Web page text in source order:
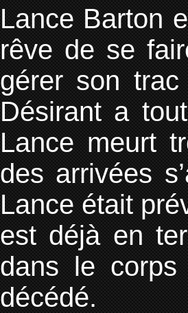
Lance Barton
rêve de se
gérer son
Désirant a
Lance meurt
des arrivées
Lance était
est déjà en
dans le corps
décédé.